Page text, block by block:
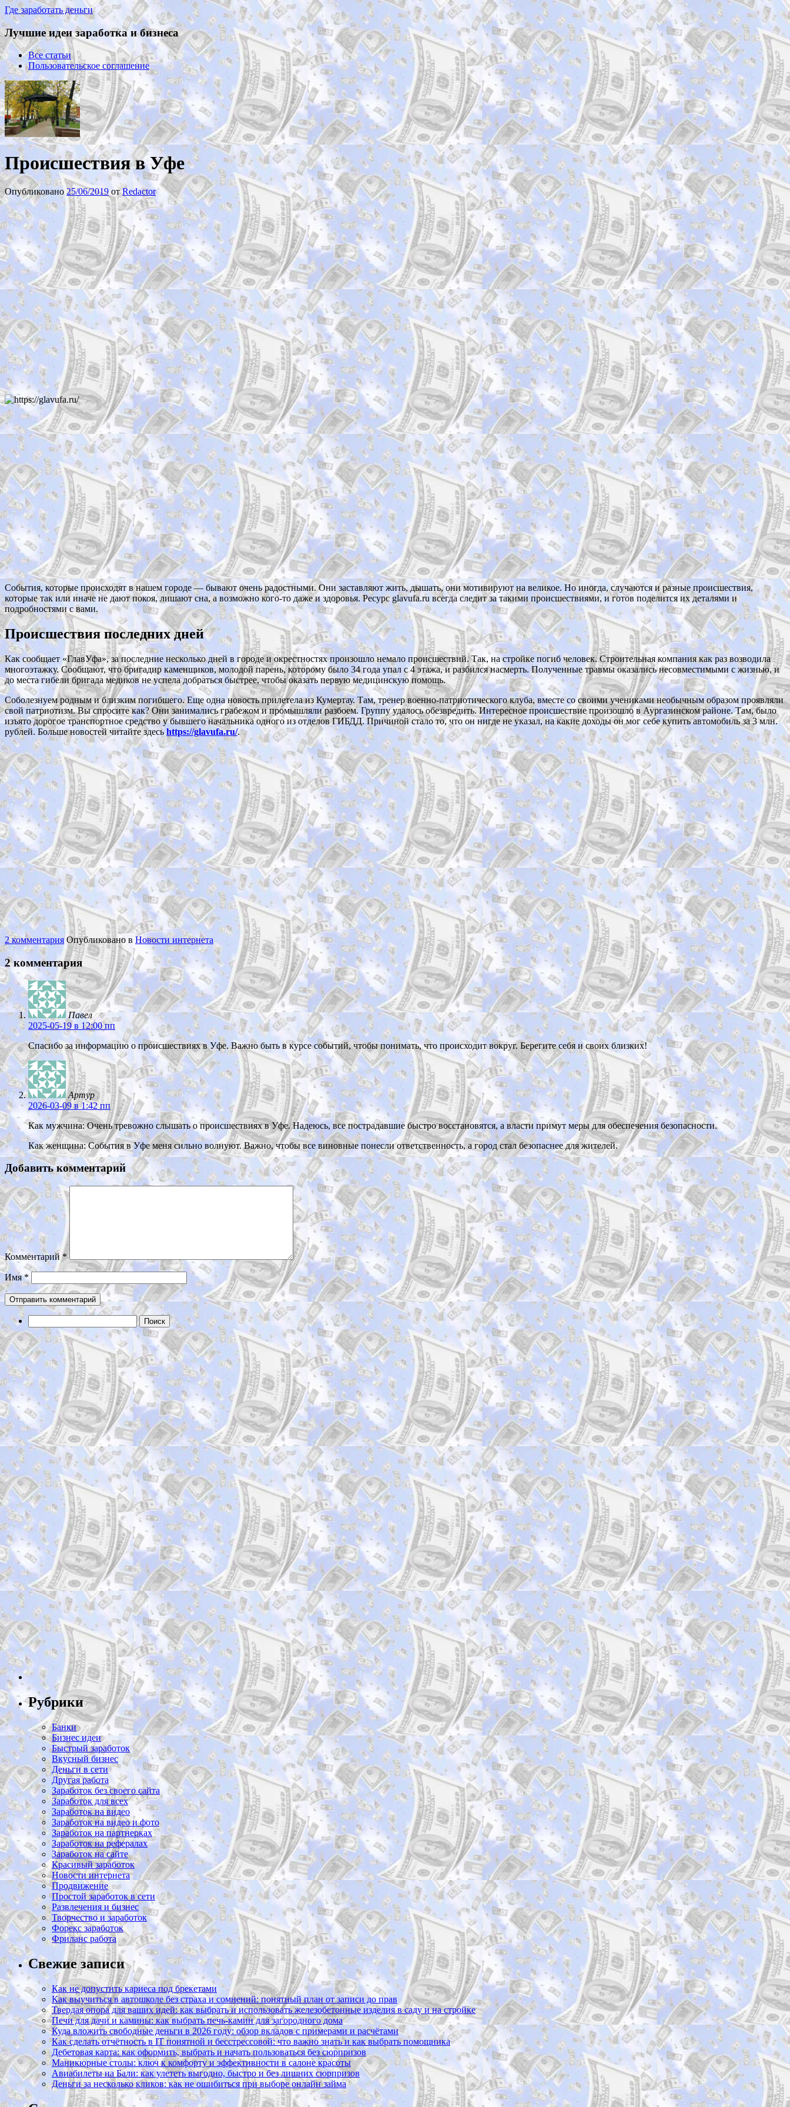
Где заработать деньги
Лучшие идеи заработка и бизнеса
Все статьи
Пользовательское соглашение
Происшествия в Уфе
Опубликовано25/06/2019 отRedactor
События, которые происходят в нашем городе — бывают очень радостными. Они заставляют жить, дышать, они мотивируют на великое. Но иногда, случаются и разные происшествия,
которые так или иначе не дают покоя, лишают сна, а возможно кого-то даже и здоровья. Ресурс glavufa.ru всегда следит за такими происшествиями, и готов поделится их деталями и
подробностями с вами.
Происшествия последних дней
Как сообщает «ГлавУфа», за последние несколько дней в городе и окрестностях произошло немало происшествий. Так, на стройке погиб человек. Строительная компания как раз возводила
многоэтажку. Сообщают, что бригадир каменщиков, молодой парень, которому было 34 года упал с 4 этажа, и разбился насмерть. Полученные травмы оказались несовместимыми с жизнью, и
до места гибели бригада медиков не успела добраться быстрее, чтобы оказать первую медицинскую помощь.
Соболезнуем родным и близким погибшего. Еще одна новость прилетела из Кумертау. Там, тренер военно-патриотического клуба, вместе со своими учениками необычным образом проявляли
свой патриотизм. Вы спросите как? Они занимались грабежом и промышляли разбоем. Группу удалось обезвредить. Интересное происшествие произошло в Аургазинском районе. Там, было
изъято дорогое транспортное средство у бывшего начальника одного из отделов ГИБДД. Причиной стало то, что он нигде не указал, на какие доходы он мог себе купить автомобиль за 3 млн.
рублей. Больше новостей читайте здесь https://glavufa.ru/.
2 комментария Опубликовано в Новости интернета
2 комментария
Павел
2025-05-19в 12:00 пп
Спасибо за информацию о происшествиях в Уфе. Важно быть в курсе событий, чтобы понимать, что происходит вокруг. Берегите себя и своих близких!
Артур
2026-03-09в 1:42 пп
Как мужчина: Очень тревожно слышать о происшествиях в Уфе. Надеюсь, все пострадавшие быстро восстановятся, а власти примут меры для обеспечения безопасности.
Как женщина: События в Уфе меня сильно волнуют. Важно, чтобы все виновные понесли ответственность, а город стал безопаснее для жителей.
Добавить комментарий
Комментарий*
Имя*
Рубрики
Банки
Бизнес идеи
Быстрый заработок
Вкусный бизнес
Деньги в сети
Другая работа
Заработок без своего сайта
Заработок для всех
Заработок на видео
Заработок на видео и фото
Заработок на партнерках
Заработок на рефералах
Заработок на сайте
Красивый заработок
Новости интернета
Продвижение
Простой заработок в сети
Развлечения и бизнес
Творчество и заработок
Форекс заработок
Фриланс работа
Свежие записи
Как не допустить кариеса под брекетами
Как выучиться в автошколе без страха и сомнений: понятный план от записи до прав
Твердая опора для ваших идей: как выбрать и использовать железобетонные изделия в саду и на стройке
Печи для дачи и камины: как выбрать печь-камин для загородного дома
Куда вложить свободные деньги в 2026 году: обзор вкладов с примерами и расчётами
Как сделать отчётность в IT понятной и бесстрессовой: что важно знать и как выбрать помощника
Дебетовая карта: как оформить, выбрать и начать пользоваться без сюрпризов
Маникюрные столы: ключ к комфорту и эффективности в салоне красоты
Авиабилеты на Бали: как улететь выгодно, быстро и без лишних сюрпризов
Деньги за несколько кликов: как не ошибиться при выборе онлайн займа